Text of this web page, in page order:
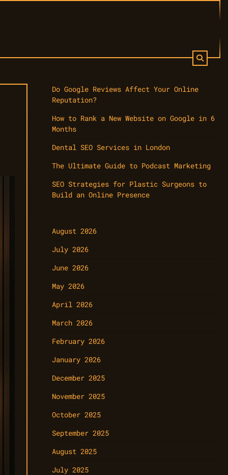
Do Google Reviews Affect Your Online
Reputation?
How to Rank a New Website on Google in 6
Months
Dental SEO Services in London
The Ultimate Guide to Podcast Marketing
SEO Strategies for Plastic Surgeons to
Build an Online Presence
August 2026
July 2026
June 2026
May 2026
April 2026
March 2026
February 2026
January 2026
December 2025
November 2025
October 2025
September 2025
August 2025
July 2025